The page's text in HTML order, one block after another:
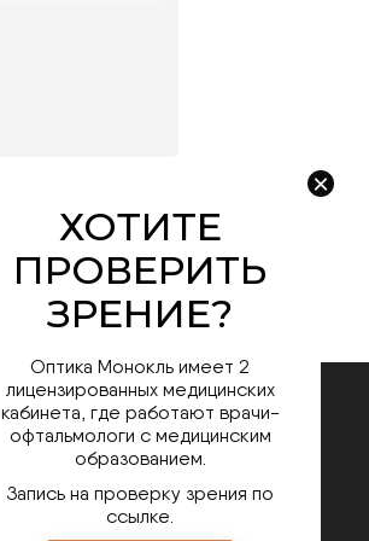
Оптика Монокль имеет 2
лицензированных медицинских
кабинета, где работают врачи-
офтальмологи с медицинским
образованием.
Запись на проверку зрения по
ссылке.